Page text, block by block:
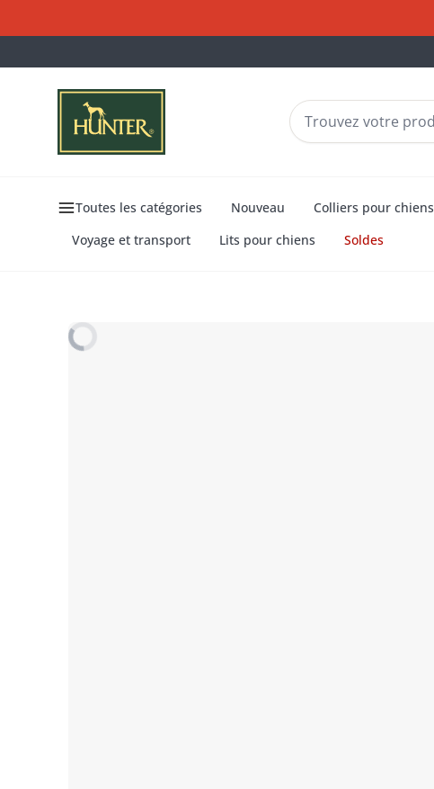
Toutes les catégories Nouveau Colliers pour chiens
Voyage et transport
Lits pour chiens Soldes